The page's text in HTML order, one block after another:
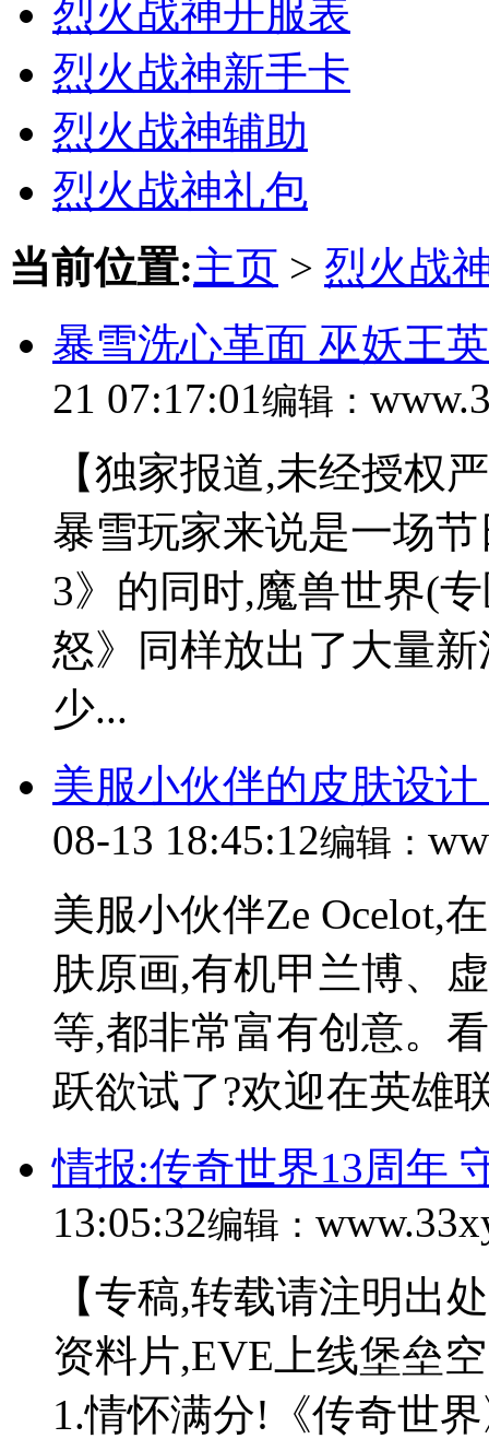
烈火战神开服表
烈火战神新手卡
烈火战神辅助
烈火战神礼包
当前位置:主页 > 烈火战
暴雪洗心革面 巫妖王
21 07:17:01编辑：
【独家报道,未经授权
暴雪玩家来说是一场
3》的同时,魔兽世界(
怒》同样放出了大量
少...
美服小伙伴的皮肤设
08-13 18:45:12编辑：
美服小伙伴Ze Ocelot,
肤原画,有机甲兰博、
等,都非常富有创意。
跃欲试了?欢迎在英雄
情报:传奇世界13周年
13:05:32编辑：
【专稿,转载请注明出
资料片,EVE上线堡垒
1.情怀满分!《传奇世